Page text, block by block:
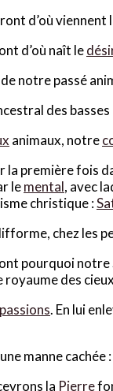
d’où viennent
d’où naît le
notre passé
des
animaux, notre
première fois
lemental, avec
christique :
chez les
pourquoi notre
des
passions. En lui
manne cachée
la Pierre